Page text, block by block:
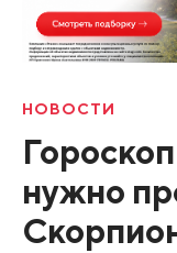
НОВОСТИ
нужно